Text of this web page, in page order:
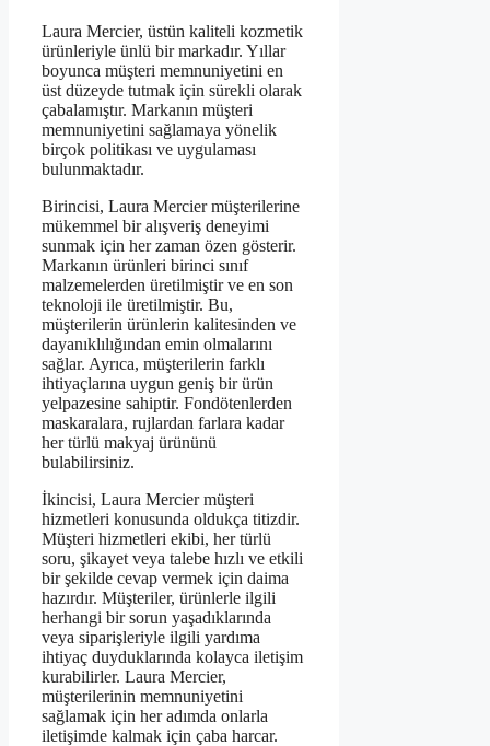
Laura Mercier, üstün kaliteli kozmetik
ürünleriyle ünlü bir markadır. Yıllar
boyunca müşteri memnuniyetini en
üst düzeyde tutmak için sürekli olarak
çabalamıştır. Markanın müşteri
memnuniyetini sağlamaya yönelik
birçok politikası ve uygulaması
bulunmaktadır.
Birincisi, Laura Mercier müşterilerine
mükemmel bir alışveriş deneyimi
sunmak için her zaman özen gösterir.
Markanın ürünleri birinci sınıf
malzemelerden üretilmiştir ve en son
teknoloji ile üretilmiştir. Bu,
müşterilerin ürünlerin kalitesinden ve
dayanıklılığından emin olmalarını
sağlar. Ayrıca, müşterilerin farklı
ihtiyaçlarına uygun geniş bir ürün
yelpazesine sahiptir. Fondötenlerden
maskaralara, rujlardan farlara kadar
her türlü makyaj ürününü
bulabilirsiniz.
İkincisi, Laura Mercier müşteri
hizmetleri konusunda oldukça titizdir.
Müşteri hizmetleri ekibi, her türlü
soru, şikayet veya talebe hızlı ve etkili
bir şekilde cevap vermek için daima
hazırdır. Müşteriler, ürünlerle ilgili
herhangi bir sorun yaşadıklarında
veya siparişleriyle ilgili yardıma
ihtiyaç duyduklarında kolayca iletişim
kurabilirler. Laura Mercier,
müşterilerinin memnuniyetini
sağlamak için her adımda onlarla
iletişimde kalmak için çaba harcar.